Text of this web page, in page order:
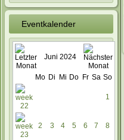
Eventkalender
Juni 2024
Mo Di Mi Do Fr Sa So
1
2 3 4 5 6 7 8